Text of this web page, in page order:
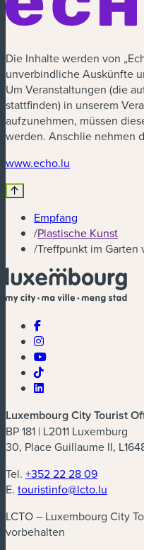
Die Inhalte werden von
unverbindliche Auskünfte
Um Veranstaltungen (die
stattfinden) in unserem
aufzunehmen, müssen
werden. Anschlie nehmen
www.echo.lu
Empfang
/Plastische Kunst
/Treffpunkt im Garten
Luxembourg City Tourist
BP 181 | L2011 Luxemburg
30, Place Guillaume II,
Tel. +352 22 28 09
E. touristinfo@lcto.lu
LCTO – Luxembourg City
vorbehalten